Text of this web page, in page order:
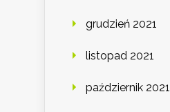
grudzień 2021
listopad 2021
październik 2021